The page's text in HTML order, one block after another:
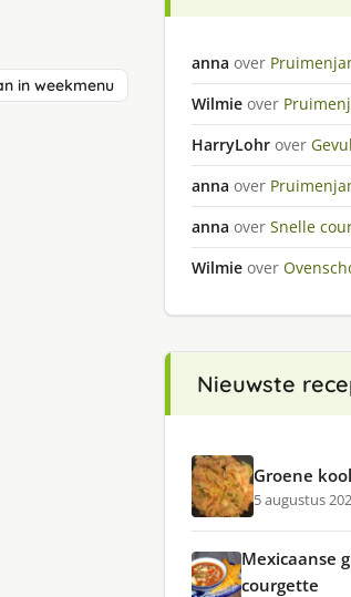
in weekmenu
anna over
Wilmie over
HarryLohr over
anna over
anna over Snelle
Wilmie over
Nieuwste
Groene
5 augustus
Mexicaanse
courgette